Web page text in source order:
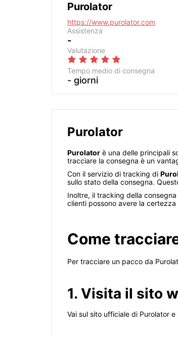
Purolator
https://www.purolator.com
Assistenza
-
Valutazione
Tempo medio di consegna
- giorni
Purolator
Purolator è una delle principali
tracciare la consegna è un
Con il servizio di tracking di
sullo stato della consegna.
Inoltre, il tracking della
clienti possono avere la
Come
Per tracciare un pacco da
1. Visita il sito
Vai sul sito ufficiale di Purolator